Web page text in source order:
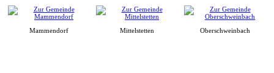
Mammendorf Mittelstetten Oberschweinbach